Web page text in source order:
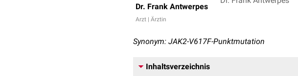
Dr. Frank Antwerpes
Arzt | Ärztin
Synonym: JAK2-V617F-Punktmutation
Inhaltsverzeichnis